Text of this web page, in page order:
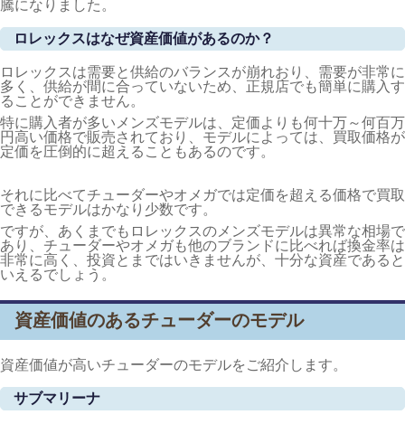
騰になりました。
ロレックスはなぜ資産価値があるのか？
ロレックスは需要と供給のバランスが崩れおり、需要が非常に
多く、供給が間に合っていないため、正規店でも簡単に購入す
ることができません。
特に購入者が多いメンズモデルは、定価よりも何十万～何百万
円高い価格で販売されており、モデルによっては、買取価格が
定価を圧倒的に超えることもあるのです。
それに比べてチューダーやオメガでは定価を超える価格で買取
できるモデルはかなり少数です。
ですが、あくまでもロレックスのメンズモデルは異常な相場で
あり、チューダーやオメガも他のブランドに比べれば換金率は
非常に高く、投資とまではいきませんが、十分な資産であると
いえるでしょう。
資産価値のあるチューダーのモデル
資産価値が高いチューダーのモデルをご紹介します。
サブマリーナ